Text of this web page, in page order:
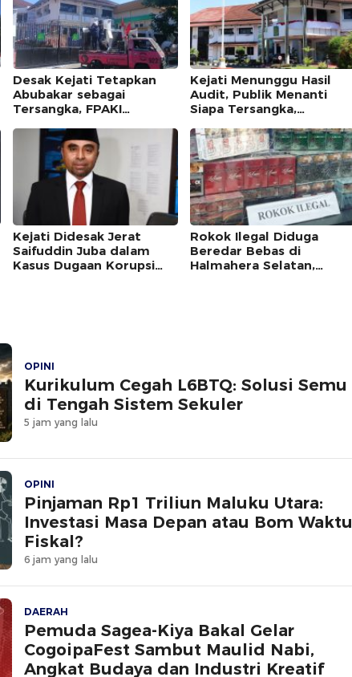
Desak Kejati Tetapkan
Abubakar sebagai
Tersangka, FPAKI
Kejati Menunggu Hasil
Audit, Publik Menanti
Siapa Tersangka,
Sudah Diperiksa
Kejati Didesak Jerat
Saifuddin Juba dalam
Kasus Dugaan Korupsi
Rokok Ilegal Diduga
Beredar Bebas di
Halmahera Selatan,
OPINI
Kurikulum Cegah L6BTQ: Solusi Semu
di Tengah Sistem Sekuler
5 jam yang lalu
OPINI
Pinjaman Rp1 Triliun Maluku Utara:
Investasi Masa Depan atau Bom Waktu
Fiskal?
6 jam yang lalu
DAERAH
Pemuda Sagea-Kiya Bakal Gelar
CogoipaFest Sambut Maulid Nabi,
Angkat Budaya dan Industri Kreatif